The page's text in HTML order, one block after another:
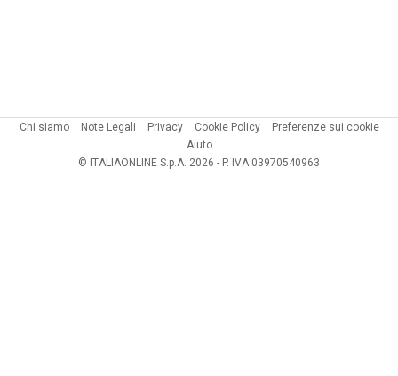
Chi siamo Note Legali Privacy Cookie Policy
Preferenze sui cookie
Aiuto
© ITALIAONLINE S.p.A. 2026 - P. IVA 03970540963